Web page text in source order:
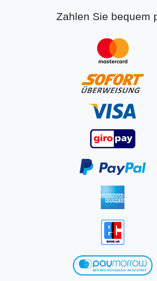
Zahlen Sie bequem